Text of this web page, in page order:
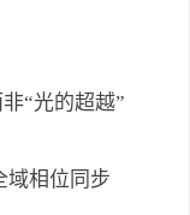
“光的超越”
域相位同步